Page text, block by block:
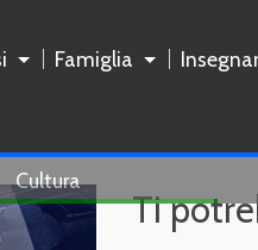
Famiglia
Cultura
Ti